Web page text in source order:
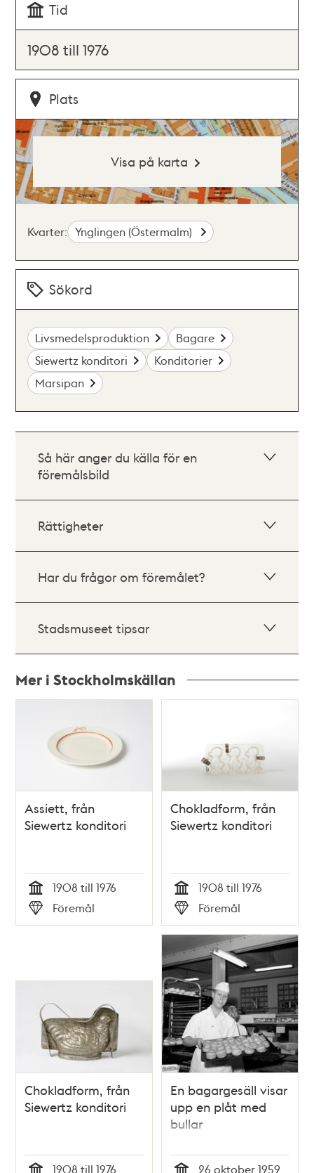
Tid
1908 till 1976
Plats
Visa på karta
Kvarter: Ynglingen (Östermalm)
Sökord
Livsmedelsproduktion
Bagare
Siewertz konditori
Konditorier
Marsipan
Så här anger du källa för en
föremålsbild
Rättigheter
Har du frågor om föremålet?
Stadsmuseet tipsar
Mer i Stockholmskällan
Assiett, från
Siewertz konditori
Tid
1908 till 1976
Typ
Föremål
Chokladform, från
Siewertz konditori
Tid
1908 till 1976
Typ
Föremål
Chokladform, från
Siewertz konditori
1908 till 1976
En bagargesäll visar
upp en plåt med
bullar
26 oktober 1959